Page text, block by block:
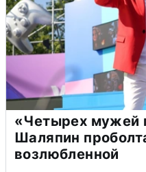
«Четырех мужей
Шаляпин
возлюбленной